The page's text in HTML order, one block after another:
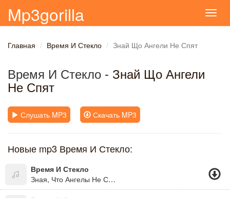
Mp3gorilla
Главная Время И Стекло Знай Що Ангели Не Спят
Время И Стекло - Знай Що Ангели
Не Спят
Слушать MP3 Скачать MP3
Новые mp3 Время И Стекло:
Время И Стекло
Зная, Что Ангелы Не Спят